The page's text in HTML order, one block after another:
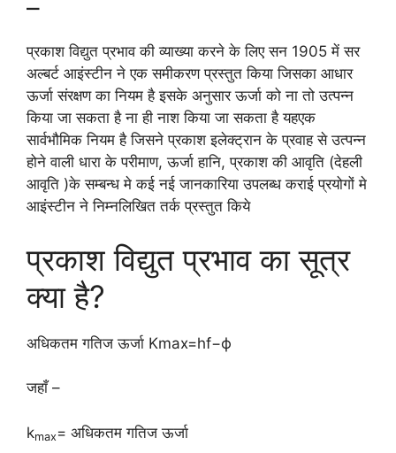
–
प्रकाश विद्युत प्रभाव की व्याख्या करने के लिए सन 1905 में सर
अल्बर्ट आइंस्टीन ने एक समीकरण प्रस्तुत किया जिसका आधार
ऊर्जा संरक्षण का नियम है इसके अनुसार ऊर्जा को ना तो उत्पन्न
किया जा सकता है ना ही नाश किया जा सकता है यहएक
सार्वभौमिक नियम है जिसने प्रकाश इलेक्ट्रान के प्रवाह से उत्पन्न
होने वाली धारा के परीमाण, ऊर्जा हानि, प्रकाश की आवृति (देहली
आवृति )के सम्बन्ध मे कई नई जानकारिया उपलब्ध कराई प्रयोगों मे
आइंस्टीन ने निम्नलिखित तर्क प्रस्तुत किये
प्रकाश विद्युत प्रभाव का सूत्र
क्या है?
अधिकतम गतिज ऊर्जा Kmax​=hf−ϕ
जहाँ –
kmax= अधिकतम गतिज ऊर्जा